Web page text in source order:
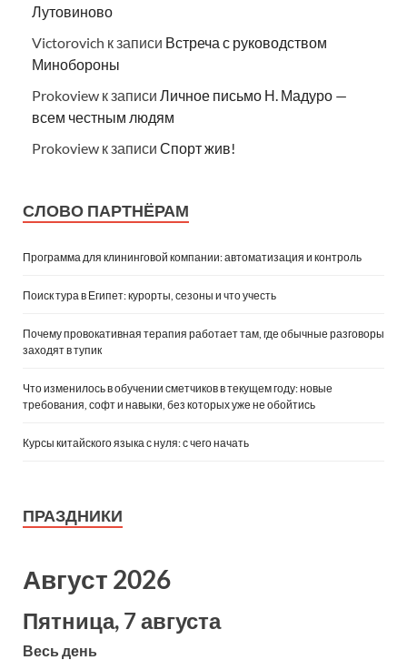
Лутовиново
Victorovich к записи Встреча с руководством
Минобороны
Prokoview к записи Личное письмо Н. Мадуро —
всем честным людям
Prokoview к записи Спорт жив!
СЛОВО ПАРТНЁРАМ
Программа для клининговой компании: автоматизация и контроль
Поиск тура в Египет: курорты, сезоны и что учесть
Почему провокативная терапия работает там, где обычные разговоры
заходят в тупик
Что изменилось в обучении сметчиков в текущем году: новые
требования, софт и навыки, без которых уже не обойтись
Курсы китайского языка с нуля: с чего начать
ПРАЗДНИКИ
Август 2026
Пятница, 7 августа
Весь день